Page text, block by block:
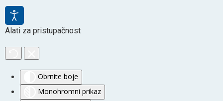
Alati za pristupačnost
Obrnite boje
Monohromni prikaz